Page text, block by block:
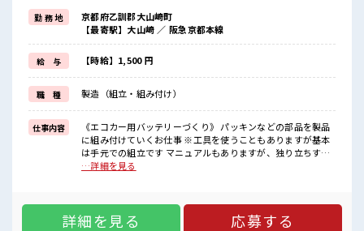
ですが…こちらのお仕事はぜ～んぶクリア(*‘∀‘)★
「通いやすい」
勤務地は大阪・京都どちらも通いやすい大山崎町！
さらにJR山崎駅・阪急大山崎駅から無料送迎バスあり！
「稼げる」
エリア内トップクラスの高時給1450円！
月収だと約34万円も！
「かんたんお仕事」
A3サイズ程度の電池の組立ですが、
かるい部品を手で組付けるだけ！
慣れるまではしっかり教えてくれます！
こんないい仕事めったにない！
■職場の雰囲気
《20～40代がたくさん活躍中》
サポート体制ばっちりの職場でのお仕事！
勤 務 地
京都府乙訓郡大山崎町
【最寄駅】大山崎 ／ 阪急京都本線
給 与 【時給】1,500 円
職 種 製造（組立・組み付け）
仕事内容
《エコカー用バッテリーづくり》 パッキンなどの部品を製品
に組み付けていくお仕事 ※工具を使うこともありますが基本
は手元での組立です マニュアルもありますが、独り立ちする
までは社員がしっかりサポート！ ■お仕事PR 『人気条件』と
務地は大阪・京都どちらも通いやすい大山崎町！ さらにJR山
崎駅・阪急大山崎駅から無料送迎バスあり！ 「稼げる」 エリ
…詳細を見る
詳細を見る 応募する